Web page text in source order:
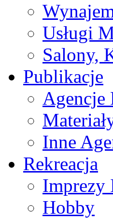
Usługi
Salony,
Publikacje
Agencje
Inne
Rekreacja
Imprezy
Hobby